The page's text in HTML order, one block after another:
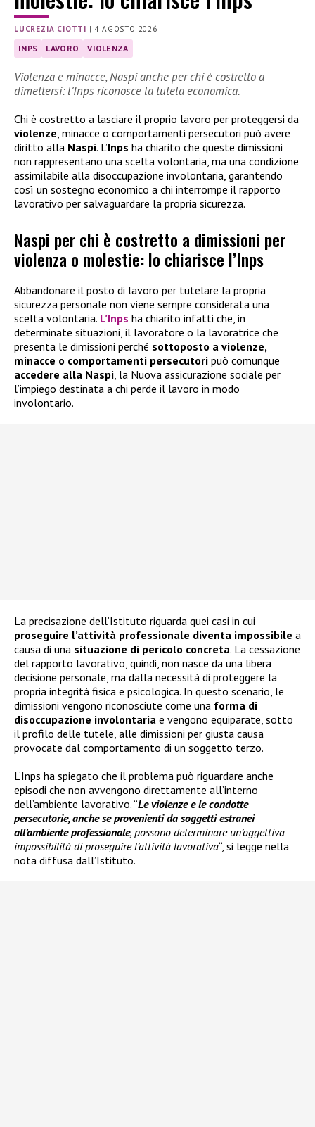
LUCREZIA CIOTTI |4 AGOSTO 2026
INPS LAVORO VIOLENZA
Violenza e minacce, Naspi anche per chi è costretto a
dimettersi: l’Inps riconosce la tutela economica.
Chi è costretto a lasciare il proprio lavoro per proteggersi da
violenze, minacce o comportamenti persecutori può avere
diritto alla Naspi. L’Inps ha chiarito che queste dimissioni
non rappresentano una scelta volontaria, ma una condizione
assimilabile alla disoccupazione involontaria, garantendo
così un sostegno economico a chi interrompe il rapporto
lavorativo per salvaguardare la propria sicurezza.
Naspi per chi è costretto a dimissioni per
violenza o molestie: lo chiarisce l’Inps
Abbandonare il posto di lavoro per tutelare la propria
sicurezza personale non viene sempre considerata una
scelta volontaria. L’Inps ha chiarito infatti che, in
determinate situazioni, il lavoratore o la lavoratrice che
presenta le dimissioni perché sottoposto a violenze,
minacce o comportamenti persecutori può comunque
accedere alla Naspi , la Nuova assicurazione sociale per
l’impiego destinata a chi perde il lavoro in modo
involontario.
La precisazione dell’Istituto riguarda quei casi in cui
proseguire l’attività professionale diventa impossibile a
causa di una situazione di pericolo concreta. La cessazione
del rapporto lavorativo, quindi, non nasce da una libera
decisione personale, ma dalla necessità di proteggere la
propria integrità fisica e psicologica. In questo scenario, le
dimissioni vengono riconosciute come una forma di
disoccupazione involontaria e vengono equiparate, sotto
il profilo delle tutele, alle dimissioni per giusta causa
provocate dal comportamento di un soggetto terzo.
L’Inps ha spiegato che il problema può riguardare anche
episodi che non avvengono direttamente all’interno
dell’ambiente lavorativo. “Le violenze e le condotte
persecutorie, anche se provenienti da soggetti estranei
all’ambiente professionale, possono determinare un’oggettiva
impossibilità di proseguire l’attività lavorativa“, si legge nella
nota diffusa dall’Istituto.